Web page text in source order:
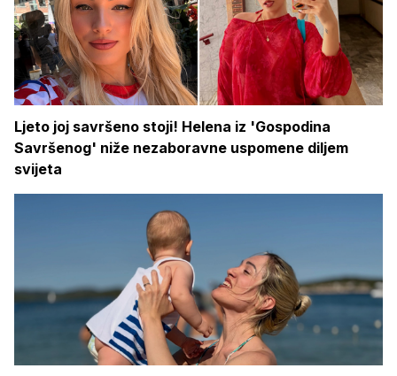
Ljeto joj savršeno stoji! Helena iz 'Gospodina
Savršenog' niže nezaboravne uspomene diljem
svijeta